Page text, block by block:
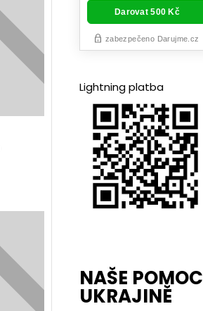
Lightning platba
NAŠE POMOC
UKRAJINĚ